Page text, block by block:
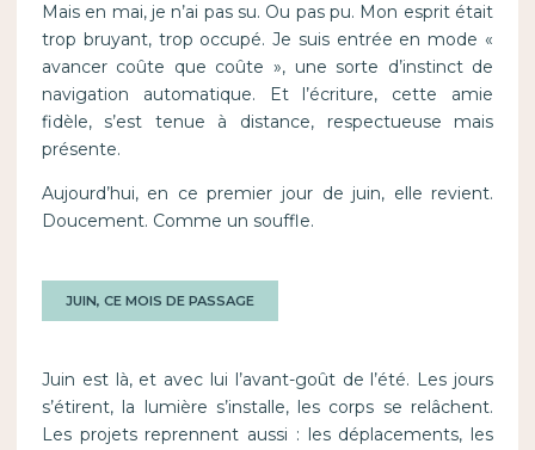
Mais en mai, je n’ai pas su. Ou pas pu. Mon esprit était
trop bruyant, trop occupé. Je suis entrée en mode «
avancer coûte que coûte », une sorte d’instinct de
navigation automatique. Et l’écriture, cette amie
fidèle, s’est tenue à distance, respectueuse mais
présente.
Aujourd’hui, en ce premier jour de juin, elle revient.
Doucement. Comme un souffle.
JUIN, CE MOIS DE PASSAGE
Juin est là, et avec lui l’avant-goût de l’été. Les jours
s’étirent, la lumière s’installe, les corps se relâchent.
Les projets reprennent aussi : les déplacements, les